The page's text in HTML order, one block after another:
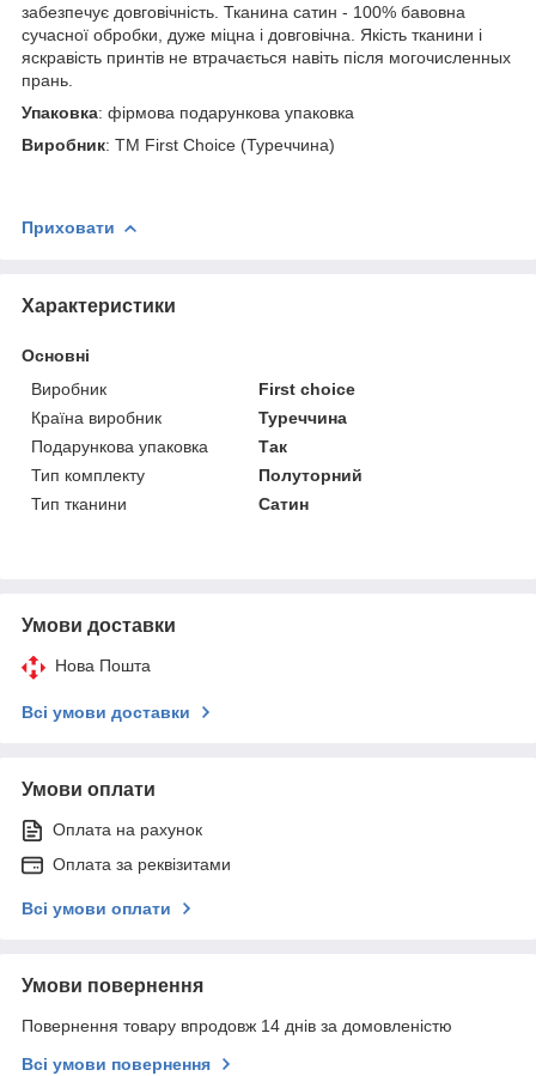
забезпечує довговічність. Тканина сатин - 100% бавовна
сучасної обробки, дуже міцна і довговічна. Якість тканини і
яскравість принтів не втрачається навіть після могочисленных
прань.
Упаковка: фірмова подарункова упаковка
Виробник: ТМ First Choice (Туреччина)
Приховати
Характеристики
Основні
Виробник
First choice
Країна виробник
Туреччина
Подарункова упаковка
Так
Тип комплекту
Полуторний
Тип тканини
Сатин
Умови доставки
Нова Пошта
Всі умови доставки
Умови оплати
Оплата на рахунок
Оплата за реквізитами
Всі умови оплати
Умови повернення
Повернення товару впродовж 14 днів за домовленістю
Всі умови повернення